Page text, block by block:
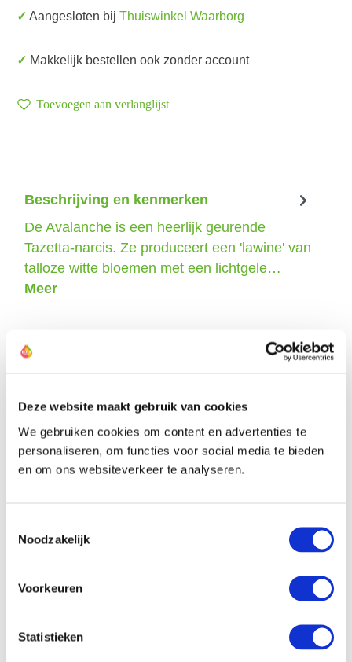
Deze website maakt gebruik van cookies
We gebruiken cookies om content en advertenties te
personaliseren, om functies voor social media te bieden
en om ons websiteverkeer te analyseren.
Noodzakelijk
Voorkeuren
Statistieken
✓ Aangesloten bij Thuiswinkel Waarborg
✓ Makkelijk bestellen ook zonder account
Toevoegen aan verlanglijst
Beschrijving en kenmerken
De Avalanche is een heerlijk geurende
Tazetta-narcis. Ze produceert een 'lawine' van
talloze witte bloemen met een lichtgele…
Meer
De kweker van deze narcis